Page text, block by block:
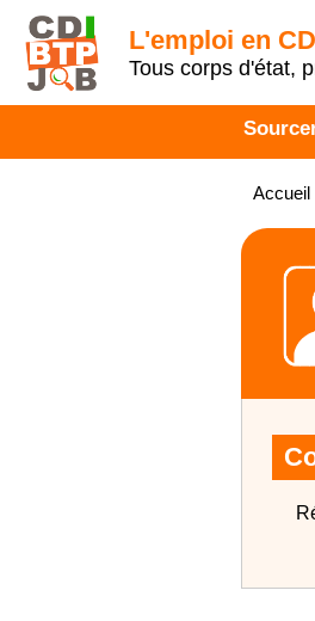
L'emploi en
Tous corps d'état,
Accueil